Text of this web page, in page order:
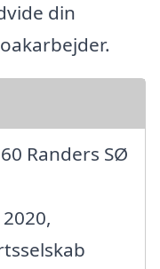
din
Randers SØ